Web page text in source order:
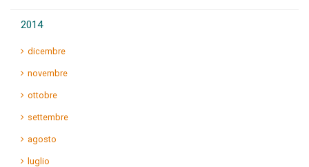
2014
dicembre
novembre
ottobre
settembre
agosto
luglio